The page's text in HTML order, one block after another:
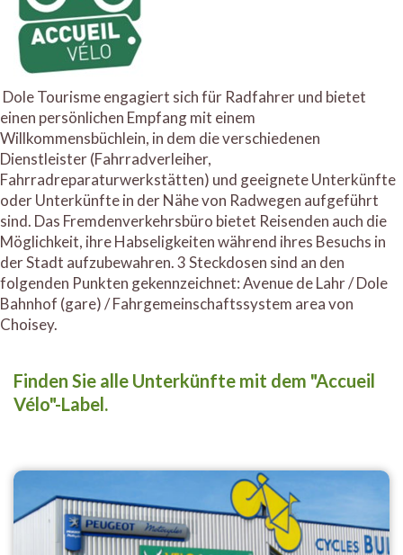
Dole Tourisme engagiert sich für Radfahrer und bietet
einen persönlichen Empfang mit einem
Willkommensbüchlein, in dem die verschiedenen
Dienstleister (Fahrradverleiher,
Fahrradreparaturwerkstätten) und geeignete Unterkünfte
oder Unterkünfte in der Nähe von Radwegen aufgeführt
sind. Das Fremdenverkehrsbüro bietet Reisenden auch die
Möglichkeit, ihre Habseligkeiten während ihres Besuchs in
der Stadt aufzubewahren. 3 Steckdosen sind an den
folgenden Punkten gekennzeichnet: Avenue de Lahr / Dole
Bahnhof (gare) / Fahrgemeinschaftssystem area von
Choisey.
Finden Sie alle Unterkünfte mit dem "Accueil
Vélo"-Label.